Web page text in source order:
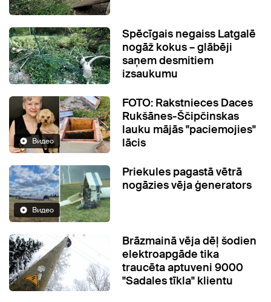
Spēcīgais negaiss Latgalē
nogāž kokus – glābēji
saņem desmitiem
izsaukumu
Видео
FOTO: Rakstnieces Daces
Rukšānes-Ščipčinskas
lauku mājās "paciemojies"
lācis
Видео
Priekules pagastā vētrā
nogāzies vēja ģenerators
Brāzmainā vēja dēļ šodien
elektroapgāde tika
traucēta aptuveni 9000
"Sadales tīkla" klientu